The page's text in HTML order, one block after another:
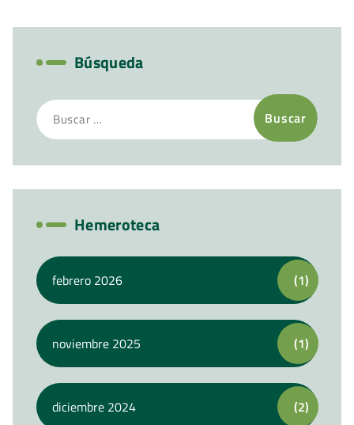
Búsqueda
Buscar:
Hemeroteca
febrero 2026 (1)
noviembre 2025 (1)
diciembre 2024 (2)